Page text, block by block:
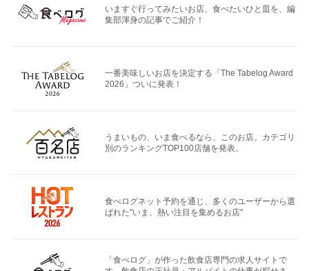
いますぐ行ってみたいお店、食べたいひと皿を、編
集部渾身の記事でご紹介！
一番美味しいお店を決定する「The Tabelog Award
2026」ついに発表！
うまいもの、いま食べるなら、このお店。カテゴリ
別のランキングTOP100店舗を発表。
食べログネット予約を通じ、多くのユーザーから選
ばれた"いま、熱い注目を集めるお店"
「食べログ」が作った飲食店専門の求人サイトで